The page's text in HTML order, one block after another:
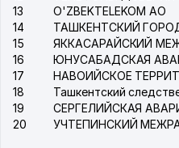
13
O'ZBEKTELEKOM АО
14
15
16
17
18
19
20